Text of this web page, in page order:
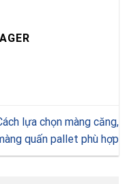
lựa chọn màng căng,
quấn pallet phù hợp